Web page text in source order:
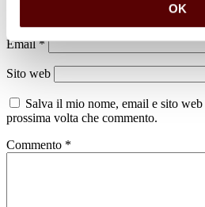
OK
Email*
Sito web
Salva il mio nome, email e sito
prossima volta che commento.
Commento *